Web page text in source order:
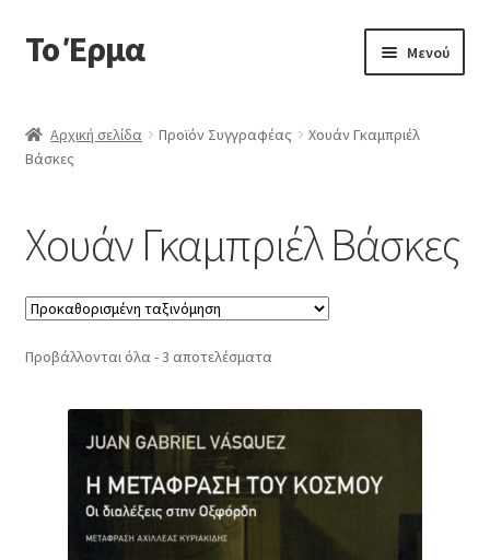
Απευθείας
μετάβαση
πλοήγηση
Μετάβαση
σε
Το Έρμα Μενού
Ποιοι είμαστε
Κατηγορίες Βιβλίων
υπό-
μενού
Αρχική σελίδα Προϊόν Συγγραφέας
Χουάν Γκαμπριέλ
Βάσκες
Χουάν Γκαμπριέλ Βάσκες
Προβάλλονται όλα - 3 αποτελέσματα